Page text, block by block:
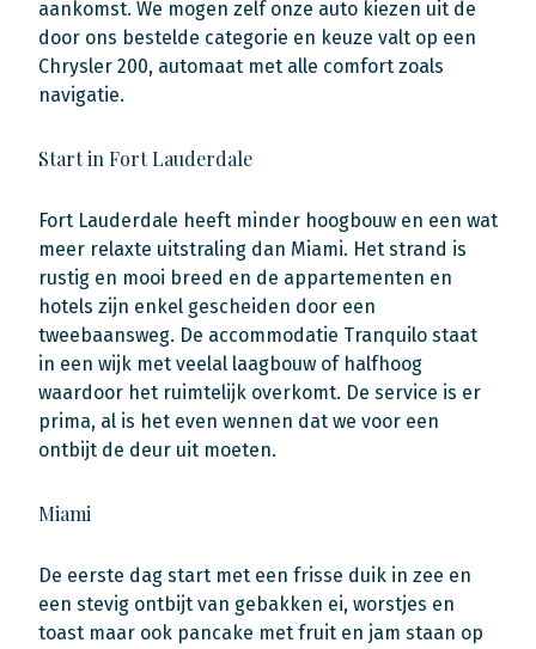
aankomst. We mogen zelf onze auto kiezen uit de
door ons bestelde categorie en keuze valt op een
Chrysler 200, automaat met alle comfort zoals
navigatie.
Start in Fort Lauderdale
Fort Lauderdale heeft minder hoogbouw en een wat
meer relaxte uitstraling dan Miami. Het strand is
rustig en mooi breed en de appartementen en
hotels zijn enkel gescheiden door een
tweebaansweg. De accommodatie Tranquilo staat
in een wijk met veelal laagbouw of halfhoog
waardoor het ruimtelijk overkomt. De service is er
prima, al is het even wennen dat we voor een
ontbijt de deur uit moeten.
Miami
De eerste dag start met een frisse duik in zee en
een stevig ontbijt van gebakken ei, worstjes en
toast maar ook pancake met fruit en jam staan op